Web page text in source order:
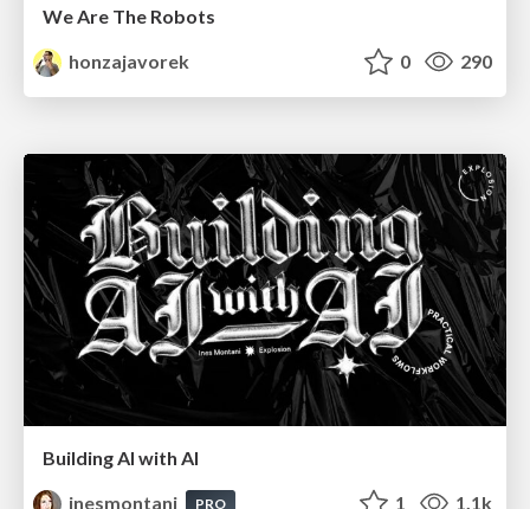
We Are The Robots
honzajavorek
0 290
Building AI with AI
inesmontani
PRO 1 1.1k